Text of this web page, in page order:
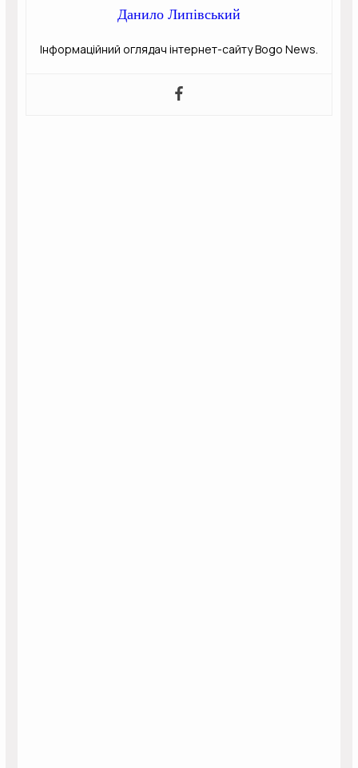
Данило Липівський
Інформаційний оглядач інтернет-сайту Bogo News.